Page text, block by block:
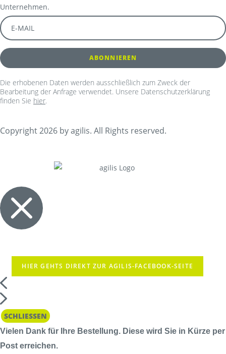
Unternehmen.
Die erhobenen Daten werden ausschließlich zum Zweck der
Bearbeitung der Anfrage verwendet. Unsere Datenschutzerklärung
finden Sie hier.
Copyright 2026 by agilis. All Rights reserved.
HIER GEHTS DIREKT ZUR AGILIS-FACEBOOK-SEITE
SCHLIESSEN
Vielen Dank für Ihre Bestellung. Diese wird Sie in Kürze per
Post erreichen.